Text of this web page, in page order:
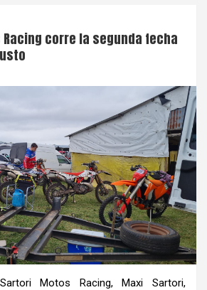
corre la segunda fecha
Motos Racing, Maxi Sartori,